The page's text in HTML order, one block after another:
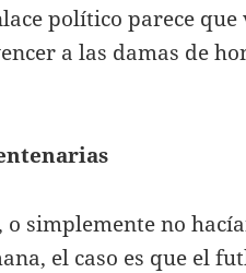
político parece que
a las damas de
simplemente no
el caso es que el